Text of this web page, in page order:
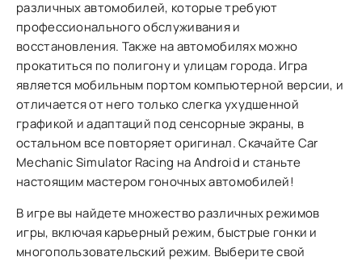
различных автомобилей, которые требуют
профессионального обслуживания и
восстановления. Также на автомобилях можно
прокатиться по полигону и улицам города. Игра
является мобильным портом компьютерной версии, и
отличается от него только слегка ухудшенной
графикой и адаптаций под сенсорные экраны, в
остальном все повторяет оригинал. Скачайте Car
Mechanic Simulator Racing на Android и станьте
настоящим мастером гоночных автомобилей!
В игре вы найдете множество различных режимов
игры, включая карьерный режим, быстрые гонки и
многопользовательский режим. Выберите свой